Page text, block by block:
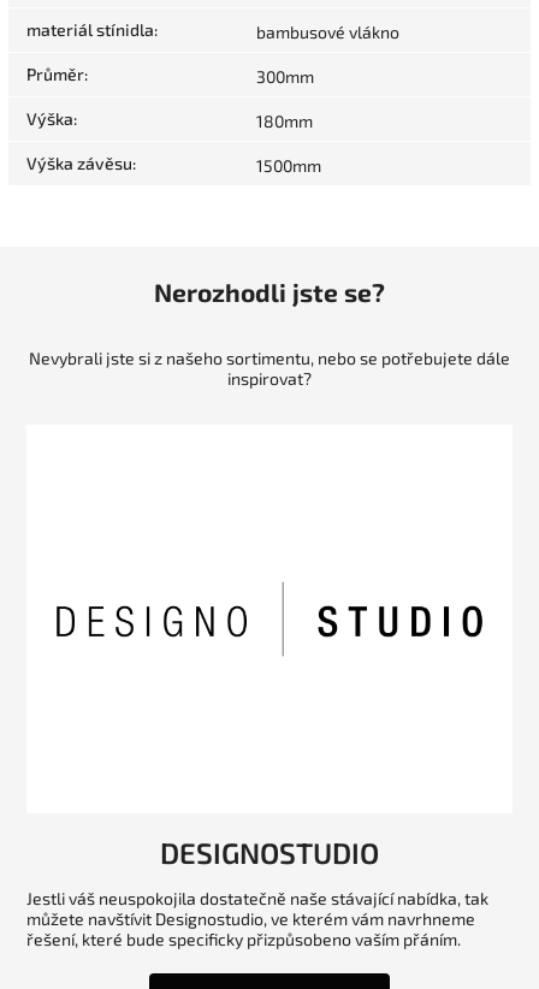
materiál stínidla: bambusové vlákno
Průměr: 300mm
Výška: 180mm
Výška závěsu: 1500mm
Nerozhodli jste se?
Nevybrali jste si z našeho sortimentu, nebo se potřebujete dále
inspirovat?
DESIGNOSTUDIO
Jestli váš neuspokojila dostatečně naše stávající nabídka, tak
můžete navštívit Designostudio, ve kterém vám navrhneme
řešení, které bude specificky přizpůsobeno vaším přáním.